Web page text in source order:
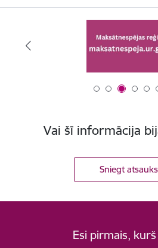
Vai šī informācija
Sniegt
Esi pirmais,